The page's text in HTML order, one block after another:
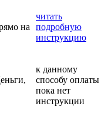
на
читать
подробную
инструкцию
к данному
способу оплаты
пока нет
инструкции